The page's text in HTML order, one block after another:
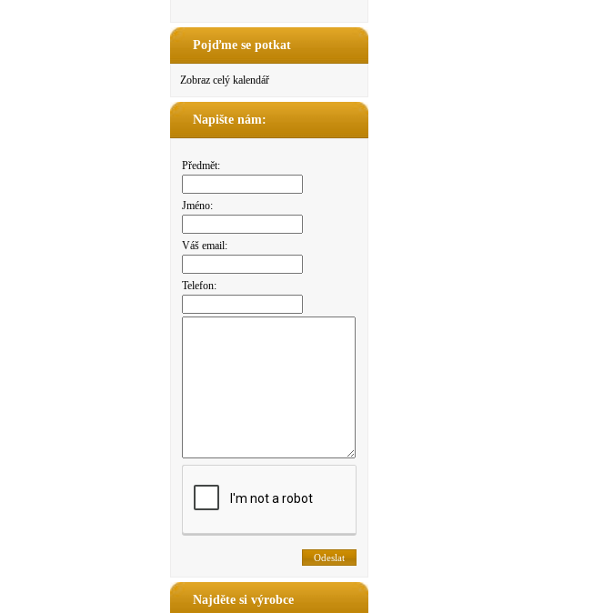
Pojďme se potkat
Zobraz celý kalendář
Napište nám:
Předmět:
Jméno:
Váš email:
Telefon:
Najděte si výrobce